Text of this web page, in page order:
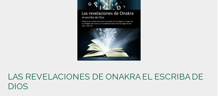
LAS REVELACIONES DE ONAKRA EL ESCRIBA DE
DIOS